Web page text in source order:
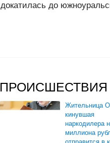
докатилась до
ПРОИСШЕСТВИЯ
Жительница
кинувшая
наркодилера
миллиона